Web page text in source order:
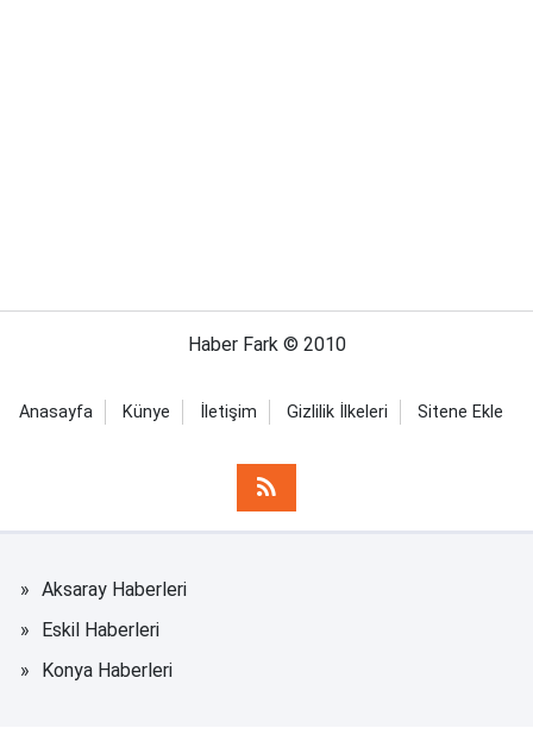
Haber Fark © 2010
Anasayfa Künye İletişim Gizlilik İlkeleri Sitene Ekle
Aksaray Haberleri
Eskil Haberleri
Konya Haberleri